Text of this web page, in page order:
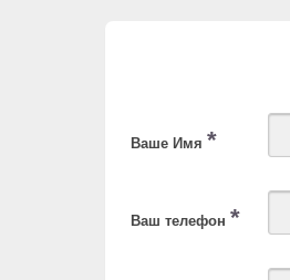
Ваше Имя *
Ваш телефон *